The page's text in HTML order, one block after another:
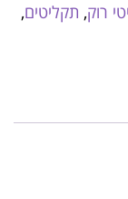
רוק, תקליטים,